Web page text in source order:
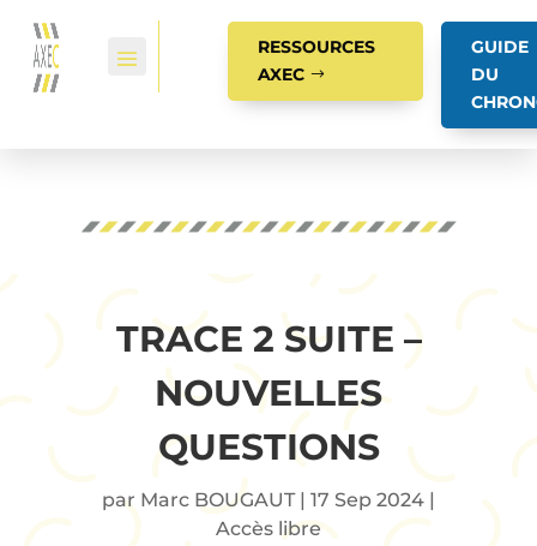
RESSOURCES
AXEC
GUIDE
DU
TRACE 2 SUITE –
NOUVELLES
QUESTIONS
par Marc BOUGAUT| 17 Sep 2024
Accès libre